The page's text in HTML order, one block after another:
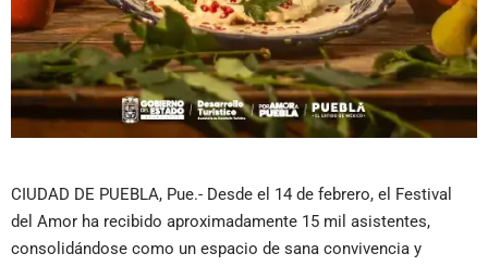
CIUDAD DE PUEBLA, Pue.- Desde el 14 de febrero, el Festival
del Amor ha recibido aproximadamente 15 mil asistentes,
consolidándose como un espacio de sana convivencia y